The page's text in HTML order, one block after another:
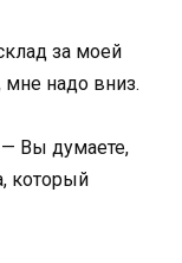
за моей
мне надо вниз.
— Вы думаете,
который